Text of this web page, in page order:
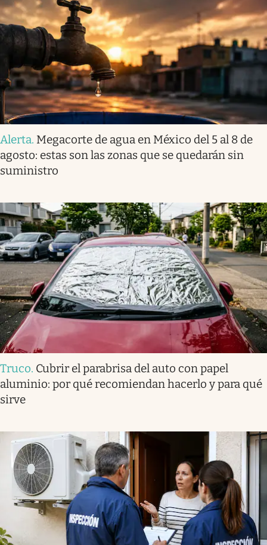
Alerta. Megacorte de agua en México del 5 al 8 de
agosto: estas son las zonas que se quedarán sin
suministro
Truco. Cubrir el parabrisa del auto con papel
aluminio: por qué recomiendan hacerlo y para qué
sirve